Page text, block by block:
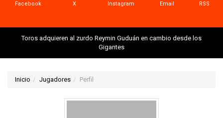
Facebook X Instagram Email RSS
Toros adquieren al zurdo Reymin Guduán en cambio desde los
Gigantes
Inicio Jugadores Perfil